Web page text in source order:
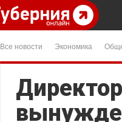
Все новости Экономика